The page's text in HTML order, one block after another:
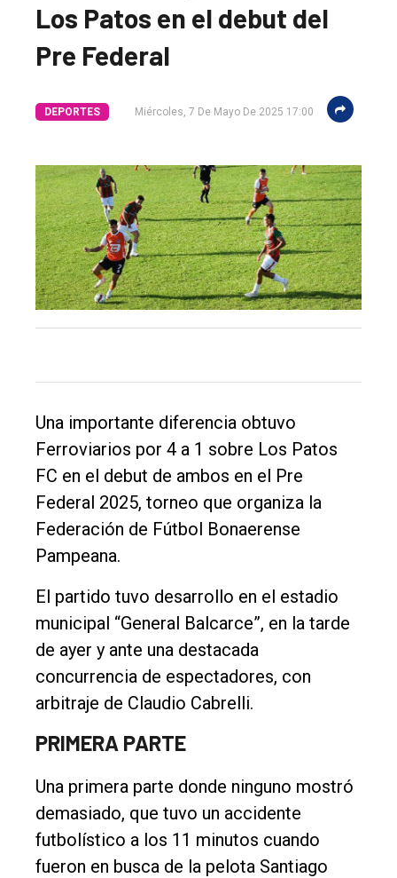
Balcarce
Inicio
Tendencia
General
Política
Cultura
Entrevistas
Rural
Fúnebres
Edición
Empresa
Los Patos en el debut del
Pre Federal
DEPORTES Miércoles, 7 De Mayo De 2025 17:00
Una importante diferencia obtuvo
Ferroviarios por 4 a 1 sobre Los Patos
FC en el debut de ambos en el Pre
Federal 2025, torneo que organiza la
Federación de Fútbol Bonaerense
Pampeana.
El partido tuvo desarrollo en el estadio
municipal “General Balcarce”, en la tarde
de ayer y ante una destacada
concurrencia de espectadores, con
arbitraje de Claudio Cabrelli.
PRIMERA PARTE
Una primera parte donde ninguno mostró
demasiado, que tuvo un accidente
futbolístico a los 11 minutos cuando
fueron en busca de la pelota Santiago